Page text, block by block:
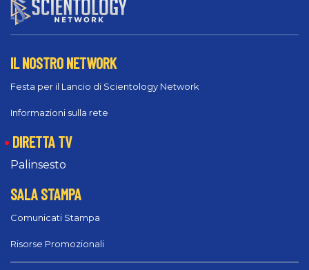
IL NOSTRO NETWORK
Festa per il Lancio di Scientology Network
Informazioni sulla rete
DIRETTA TV
Palinsesto
SALA STAMPA
Comunicati Stampa
Risorse Promozionali